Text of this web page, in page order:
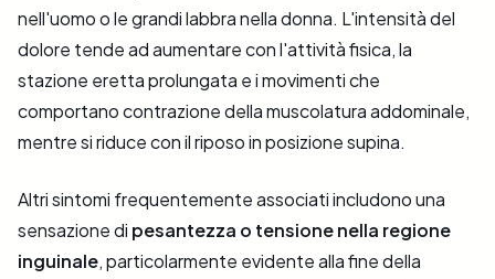
nell'uomo o le grandi labbra nella donna. L'intensità del
dolore tende ad aumentare con l'attività fisica, la
stazione eretta prolungata e i movimenti che
comportano contrazione della muscolatura addominale,
mentre si riduce con il riposo in posizione supina.
Altri sintomi frequentemente associati includono una
sensazione di pesantezza o tensione nella regione
inguinale, particolarmente evidente alla fine della